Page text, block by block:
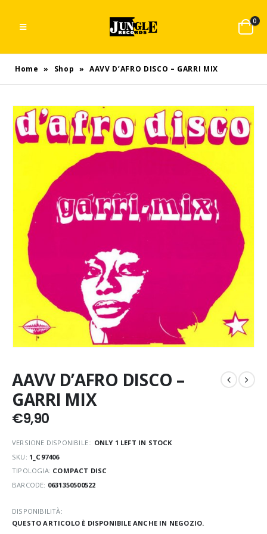
0
Home » Shop » AAVV D’AFRO DISCO – GARRI MIX
AAVV D’AFRO DISCO –
GARRI MIX
€9,90
VERSIONE DISPONIBILE:: ONLY 1 LEFT IN STOCK
SKU: 1_C97406
TIPOLOGIA: COMPACT DISC
BARCODE: 0631350500522
DISPONIBILITÀ:
QUESTO ARTICOLO È DISPONIBILE ANCHE IN NEGOZIO.